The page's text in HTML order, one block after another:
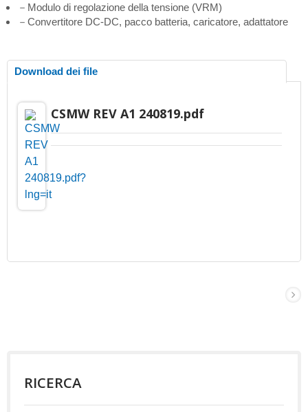
－Modulo di regolazione della tensione (VRM)
－Convertitore DC-DC, pacco batteria, caricatore, adattatore
Download dei file
CSMW REV A1 240819.pdf
RICERCA